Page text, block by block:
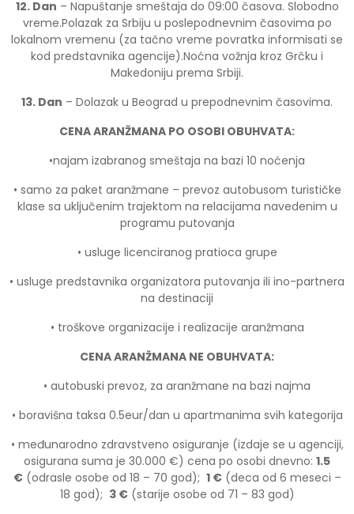
12. Dan – Napuštanje smeštaja do 09:00 časova. Slobodno
vreme.Polazak za Srbiju u poslepodnevnim časovima po
lokalnom vremenu (za tačno vreme povratka informisati se
kod predstavnika agencije).Noćna vožnja kroz Grčku i
Makedoniju prema Srbiji.
13. Dan – Dolazak u Beograd u prepodnevnim časovima.
CENA ARANŽMANA PO OSOBI OBUHVATA:
•najam izabranog smeštaja na bazi 10 noćenja
• samo za paket aranžmane – prevoz autobusom turističke
klase sa uključenim trajektom na relacijama navedenim u
programu putovanja
• usluge licenciranog pratioca grupe
• usluge predstavnika organizatora putovanja ili ino-partnera
na destinaciji
• troškove organizacije i realizacije aranžmana
CENA ARANŽMANA NE OBUHVATA:
• autobuski prevoz, za aranžmane na bazi najma
• boravišna taksa 0.5eur/dan u apartmanima svih kategorija
• međunarodno zdravstveno osiguranje (izdaje se u agenciji,
osigurana suma je 30.000 €) cena po osobi dnevno: 1.5
€(odrasle osobe od 18 – 70 god); 1 €(deca od 6 meseci –
18 god); 3 €(starije osobe od 71 – 83 god)